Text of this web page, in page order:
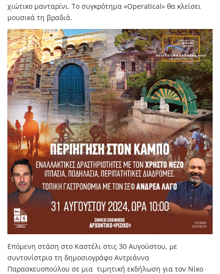
χιώτικο μανταρίνι. Το συγκρότημα «Operatical» θα κλείσει
μουσικά τη βραδιά.
Επόμενη στάση στο Καστέλι στις 30 Αυγούστου, με
συντονίστρια τη δημοσιογράφο Αντριάννα
Παρασκευοπούλου σε μια τιμητική εκδήλωση για τον Νίκο